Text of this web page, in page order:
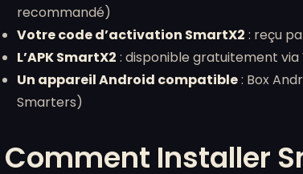
recommandé)
Votre code d’activation SmartX2 : reçu
L’APK SmartX2 : disponible gratuitement
Un appareil Android compatible: Box
Smarters)
Comment Installer